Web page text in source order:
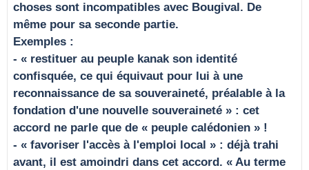
choses sont incompatibles avec Bougival. De
même pour sa seconde partie.
Exemples :
- « restituer au peuple kanak son identité
confisquée, ce qui équivaut pour lui à une
reconnaissance de sa souveraineté, préalable à la
fondation d'une nouvelle souveraineté » : cet
accord ne parle que de « peuple calédonien » !
- « favoriser l'accès à l'emploi local » : déjà trahi
avant, il est amoindri dans cet accord. « Au terme